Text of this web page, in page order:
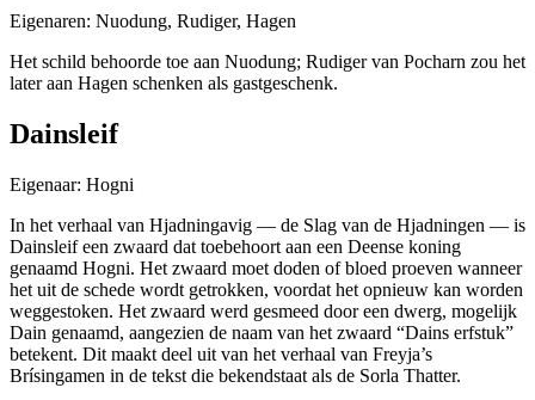
Eigenaren: Nuodung, Rudiger, Hagen
Het schild behoorde toe aan Nuodung; Rudiger van Pocharn zou het
later aan Hagen schenken als gastgeschenk.
Dainsleif
Eigenaar: Hogni
In het verhaal van Hjadningavig — de Slag van de Hjadningen — is
Dainsleif een zwaard dat toebehoort aan een Deense koning
genaamd Hogni. Het zwaard moet doden of bloed proeven wanneer
het uit de schede wordt getrokken, voordat het opnieuw kan worden
weggestoken. Het zwaard werd gesmeed door een dwerg, mogelijk
Dain genaamd, aangezien de naam van het zwaard “Dains erfstuk”
betekent. Dit maakt deel uit van het verhaal van Freyja’s
Brísingamen in de tekst die bekendstaat als de Sorla Thatter.